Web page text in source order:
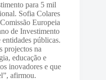
para 5 mil
Sofia Colares
Europeia
de Investimento
entidades públicas.
projectos na
educação e
inovadores e que
afirmou.